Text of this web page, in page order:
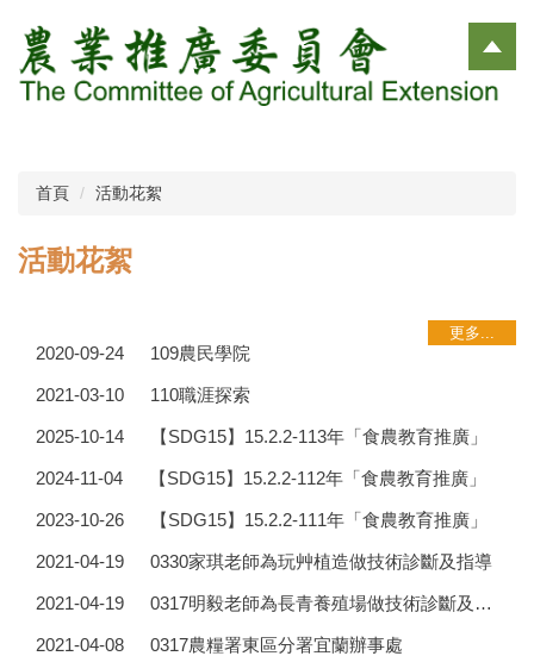
到
主
首頁
活動花絮
活動花絮
2020-09-24 109農民學院
2021-03-10 110職涯探索
2025-10-14 【SDG15】15.2.2-113年「食農教育推廣」
2024-11-04 【SDG15】15.2.2-112年「食農教育推廣」
2023-10-26 【SDG15】15.2.2-111年「食農教育推廣」
2021-04-19 0330家琪老師為玩艸植造做技術診斷及指導
2021-04-19 0317明毅老師為長青養殖場做技術診斷及指導
2021-04-08 0317農糧署東區分署宜蘭辦事處
更多...